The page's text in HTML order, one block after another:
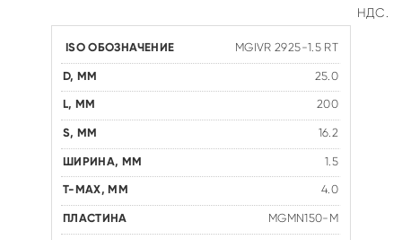
НДС.
MGIVR 2925-1.5 RT
25.0
200
16.2
1.5
4.0
MGMN150-M